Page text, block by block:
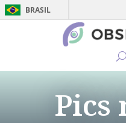
BRASIL
Pics